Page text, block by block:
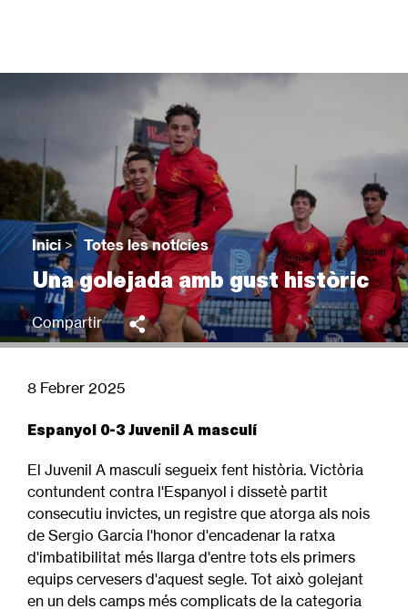
Fil
d'Ariadna
Inici > Totes les notícies
Una golejada amb gust històric
Compartir
8 Febrer 2025
Espanyol 0-3 Juvenil A masculí
El Juvenil A masculí segueix fent història. Victòria
contundent contra l'Espanyol i dissetè partit
consecutiu invictes, un registre que atorga als nois
de Sergio García l'honor d'encadenar la ratxa
d'imbatibilitat més llarga d'entre tots els primers
equips cervesers d'aquest segle. Tot això golejant
en un dels camps més complicats de la categoria